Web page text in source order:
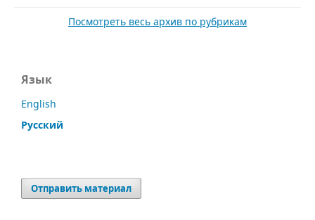
Посмотреть весь архив по рубрикам
Язык
English
Русский
Отправить материал